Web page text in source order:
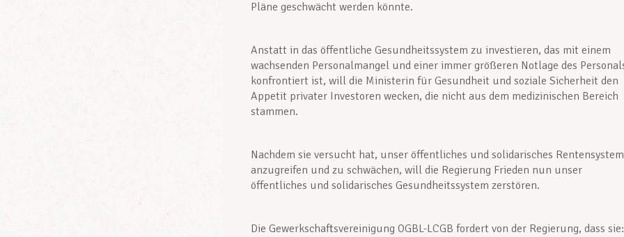
Pläne geschwächt werden könnte.
Anstatt in das öffentliche Gesundheitssystem zu investieren, das mit einem
wachsenden Personalmangel und einer immer größeren Notlage des
konfrontiert ist, will die Ministerin für Gesundheit und soziale Sicherheit den
Appetit privater Investoren wecken, die nicht aus dem medizinischen Bereich
stammen.
Nachdem sie versucht hat, unser öffentliches und solidarisches Rentensystem
anzugreifen und zu schwächen, will die Regierung Frieden nun unser
öffentliches und solidarisches Gesundheitssystem zerstören.
Die Gewerkschaftsvereinigung OGBL-LCGB fordert von der Regierung, dass sie: